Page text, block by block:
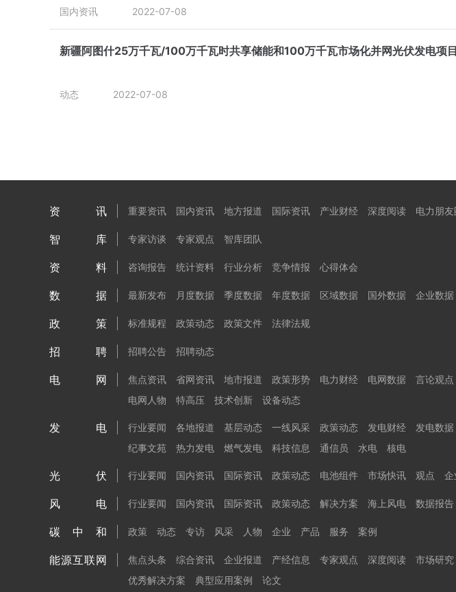
国内资讯 2022-07-08
新疆阿图什25万千瓦/100万千瓦时共享储能和100万千瓦市场化并网光伏发电项
动态 2022-07-08
资讯 重要资讯 国内资讯 地方报道 国际资讯 产业财经 深度阅读 电力朋友
智库 专家访谈 专家观点 智库团队
资料 咨询报告 统计资料 行业分析 竞争情报 心得体会
数据 最新发布 月度数据 季度数据 年度数据 区域数据 国外数据 企业数据
政策 标准规程 政策动态 政策文件 法律法规
招聘 招聘公告 招聘动态
电网 焦点资讯 省网资讯 地市报道 政策形势 电力财经 电网数据 言论观点
电网人物
特高压 技术创新 设备动态
发电 行业要闻 各地报道 基层动态 一线风采 政策动态 发电财经 发电数据
纪事文苑
热力发电 燃气发电 科技信息 通信员 水电 核电
光伏 行业要闻 国内资讯 国际资讯 政策动态 电池组件 市场快讯 观点 企
风电 行业要闻 国内资讯 国际资讯 政策动态 解决方案 海上风电 数据报告
碳中和 政策 动态 专访 风采 人物 企业 产品 服务 案例
能源互联网 焦点头条 综合资讯 企业报道 产经信息 专家观点 深度阅读 市场研究
优秀解决方案
典型应用案例 论文